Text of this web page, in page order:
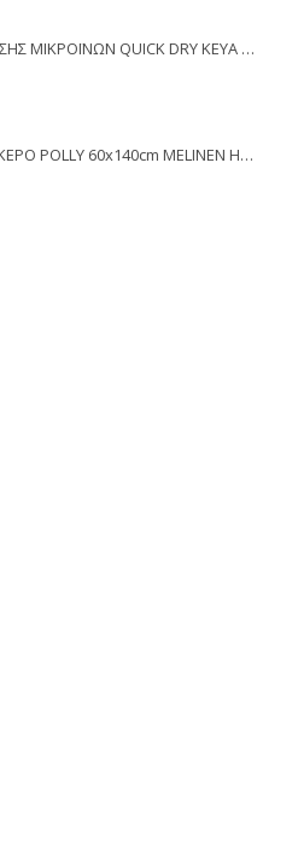
ΤΣΑΝΤΑ ΘΑΛΑΣΣΗΣ ΜΙΚΡΟΪΝΩΝ QUICK DRY KEYA NIMA HOME
ΧΑΛΑΚΙ ΒΑΜΒΑΚΕΡΟ POLLY 60x140cm MELINEN HOME